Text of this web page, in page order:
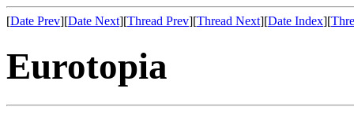
[Date Prev][Date Next][Thread Prev][Thread Next][Date Index][
Eurotopia